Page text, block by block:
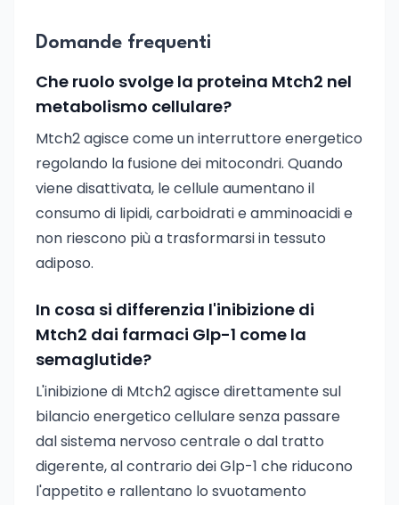
Domande frequenti
Che ruolo svolge la proteina Mtch2 nel
metabolismo cellulare?
Mtch2 agisce come un interruttore energetico
regolando la fusione dei mitocondri. Quando
viene disattivata, le cellule aumentano il
consumo di lipidi, carboidrati e amminoacidi e
non riescono più a trasformarsi in tessuto
adiposo.
In cosa si differenzia l'inibizione di
Mtch2 dai farmaci Glp-1 come la
semaglutide?
L'inibizione di Mtch2 agisce direttamente sul
bilancio energetico cellulare senza passare
dal sistema nervoso centrale o dal tratto
digerente, al contrario dei Glp-1 che riducono
l'appetito e rallentano lo svuotamento